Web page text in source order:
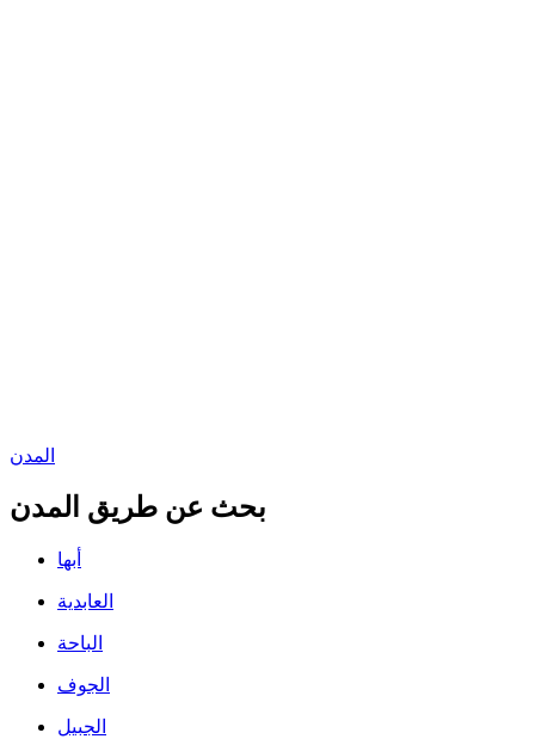
المدن
بحث عن طريق المدن
أبها
العابدية
الباحة
الجوف
الجبيل